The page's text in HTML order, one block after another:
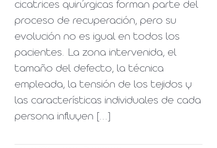
cicatrices quirúrgicas forman parte del
proceso de recuperación, pero su
evolución no es igual en todos los
pacientes. La zona intervenida, el
tamaño del defecto, la técnica
empleada, la tensión de los tejidos y
las características individuales de cada
persona influyen [...]